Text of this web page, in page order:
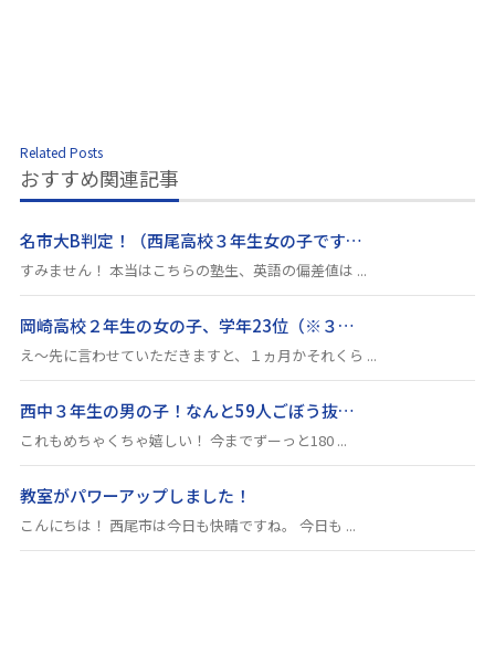
Related Posts
おすすめ関連記事
名市大B判定！（西尾高校３年生女の子です…
すみません！ 本当はこちらの塾生、英語の偏差値は ...
岡崎高校２年生の女の子、学年23位（※３…
え～先に言わせていただきますと、１ヵ月かそれくら ...
西中３年生の男の子！なんと59人ごぼう抜…
これもめちゃくちゃ嬉しい！ 今までずーっと180 ...
教室がパワーアップしました！
こんにちは！ 西尾市は今日も快晴ですね。 今日も ...